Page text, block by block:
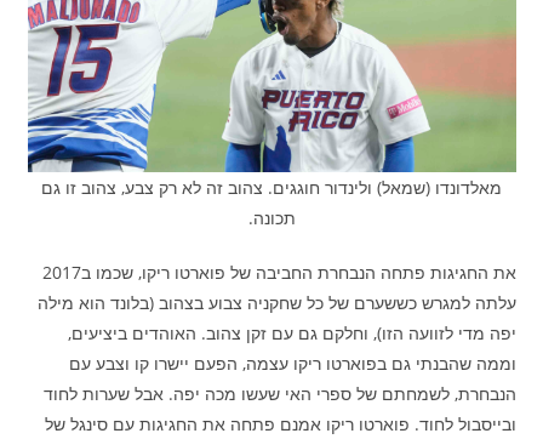
מאלדונדו (שמאל) ולינדור חוגגים. צהוב זה לא רק צבע, צהוב זו גם
תכונה.
את החגיגות פתחה הנבחרת החביבה של פוארטו ריקו, שכמו ב2017
עלתה למגרש כששערם של כל שחקניה צבוע בצהוב (בלונד הוא מילה
יפה מדי לזוועה הזו), וחלקם גם עם זקן צהוב. האוהדים ביציעים,
וממה שהבנתי גם בפוארטו ריקו עצמה, הפעם יישרו קו וצבע עם
הנבחרת, לשמחתם של ספרי האי שעשו מכה יפה. אבל שערות לחוד
ובייסבול לחוד. פוארטו ריקו אמנם פתחה את החגיגות עם סינגל של